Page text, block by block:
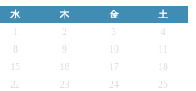
水 木 金
土
2 3
4
9
15 16 17
22 23 24
25